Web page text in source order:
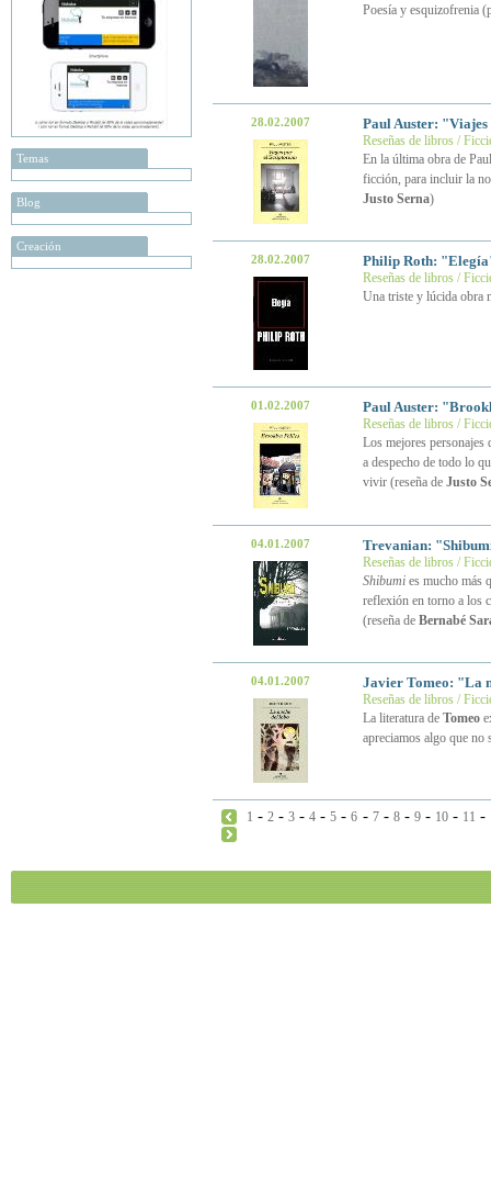
Temas
Blog
Creación
Poesía y esquizofrenia
28.02.2007 Paul Auster:
Reseñas de libros /
En la última obra de
ficción, para incluir la
Justo Serna)
28.02.2007 Philip Roth:
Reseñas de libros /
Una triste y lúcida obra
01.02.2007 Paul Auster:
Reseñas de libros /
Los mejores personajes
a despecho de todo lo
vivir (reseña de Justo
04.01.2007 Trevanian:
Reseñas de libros /
Shibumi es mucho más
reflexión en torno a los
(reseña de Bernabé
04.01.2007 Javier Tomeo: "La
Reseñas de libros /
La literatura de Tomeo
apreciamos algo que no
1 -2 -3 -4 -5 -6 - 7- 8- 9- 10- 11 -